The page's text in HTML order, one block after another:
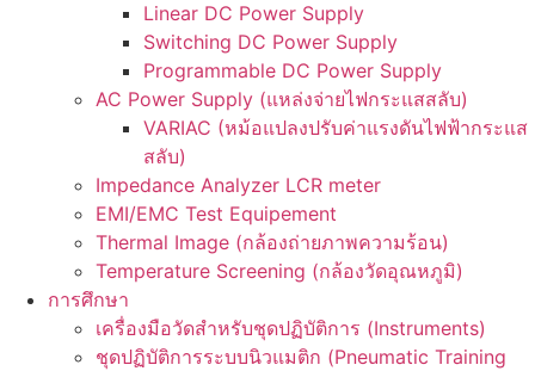
Linear DC Power Supply
Switching DC Power Supply
Programmable DC Power Supply
AC Power Supply (แหล่งจ่ายไฟกระแสสลับ)
VARIAC (หม้อแปลงปรับค่าแรงดันไฟฟ้ากระแส
สลับ)
Impedance Analyzer LCR meter
EMI/EMC Test Equipement
Thermal Image (กล้องถ่ายภาพความร้อน)
Temperature Screening (กล้องวัดอุณหภูมิ)
การศึกษา
เครื่องมือวัดสำหรับชุดปฏิบัติการ (Instruments)
ชุดปฏิบัติการระบบนิวแมติก (Pneumatic Training